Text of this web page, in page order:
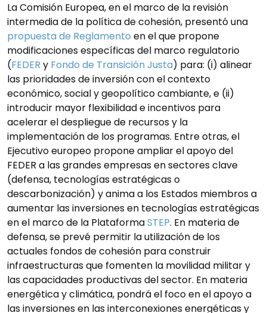
La Comisión Europea, en el marco de la revisión
intermedia de la política de cohesión, presentó una
propuesta de Reglamento en el que propone
modificaciones específicas del marco regulatorio
(FEDER y Fondo de Transición Justa) para: (i) alinear
las prioridades de inversión con el contexto
económico, social y geopolítico cambiante, e (ii)
introducir mayor flexibilidad e incentivos para
acelerar el despliegue de recursos y la
implementación de los programas. Entre otras, el
Ejecutivo europeo propone ampliar el apoyo del
FEDER a las grandes empresas en sectores clave
(defensa, tecnologías estratégicas o
descarbonización) y anima a los Estados miembros a
aumentar las inversiones en tecnologías estratégicas
en el marco de la PlataformaSTEP. En materia de
defensa, se prevé permitir la utilización de los
actuales fondos de cohesión para construir
infraestructuras que fomenten la movilidad militar y
las capacidades productivas del sector. En materia
energética y climática, pondrá el foco en el apoyo a
las inversiones en las interconexiones energéticas y